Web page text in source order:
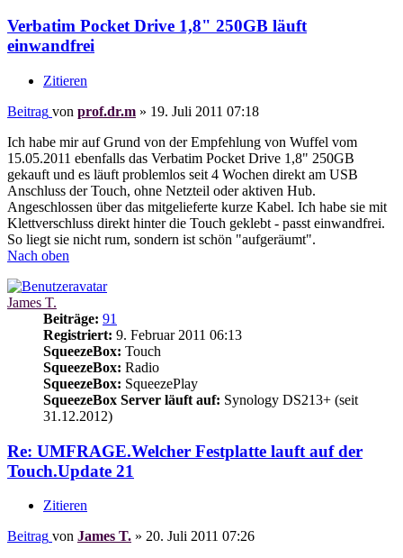
Verbatim Pocket Drive 1,8" 250GB läuft
einwandfrei
Zitieren
Beitrag von prof.dr.m » 19. Juli 2011 07:18
Ich habe mir auf Grund von der Empfehlung von Wuffel vom
15.05.2011 ebenfalls das Verbatim Pocket Drive 1,8" 250GB
gekauft und es läuft problemlos seit 4 Wochen direkt am USB
Anschluss der Touch, ohne Netzteil oder aktiven Hub.
Angeschlossen über das mitgelieferte kurze Kabel. Ich habe sie mit
Klettverschluss direkt hinter die Touch geklebt - passt einwandfrei.
So liegt sie nicht rum, sondern ist schön "aufgeräumt".
Nach oben
James T.
Beiträge: 91
Registriert: 9. Februar 2011 06:13
SqueezeBox: Touch
SqueezeBox: Radio
SqueezeBox: SqueezePlay
SqueezeBox Server läuft auf: Synology DS213+ (seit
31.12.2012)
Re: UMFRAGE.Welcher Festplatte lauft auf der
Touch.Update 21
Zitieren
Beitrag von James T. » 20. Juli 2011 07:26